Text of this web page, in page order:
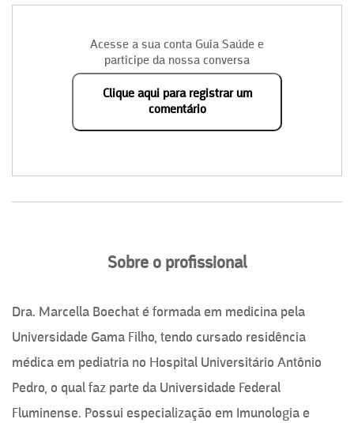
Acesse a sua conta Guia Saúde e
participe da nossa conversa
Clique aqui para registrar um
comentário
Sobre o profissional
Dra. Marcella Boechat é formada em medicina pela
Universidade Gama Filho, tendo cursado residência
médica em pediatria no Hospital Universitário Antônio
Pedro, o qual faz parte da Universidade Federal
Fluminense. Possui especialização em Imunologia e